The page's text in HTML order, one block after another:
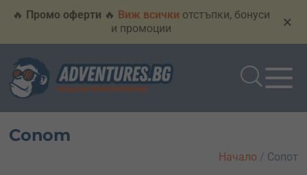
🔥 Промо оферти 🔥 Виж всички отстъпки, бонуси
и промоции
×
Сопот
Начало / Сопот